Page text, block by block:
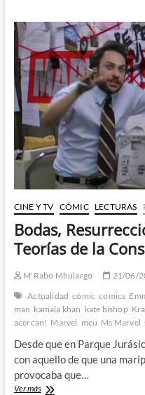
satélites
El
día
en
que
Frank
Miller
salvó
Marvel
(XVII)
CINE Y TV CÓMIC LECTURAS
Bodas,
Teorías de la
M'Rabo Mhulargo 21/06/
Actualidad cómic comics
man kamala khan kate bishop
acercan! Marvel mcu Ms Marvel
Desde que en Parque
con aquello de que una
provocaba que…
Ver másBodas,